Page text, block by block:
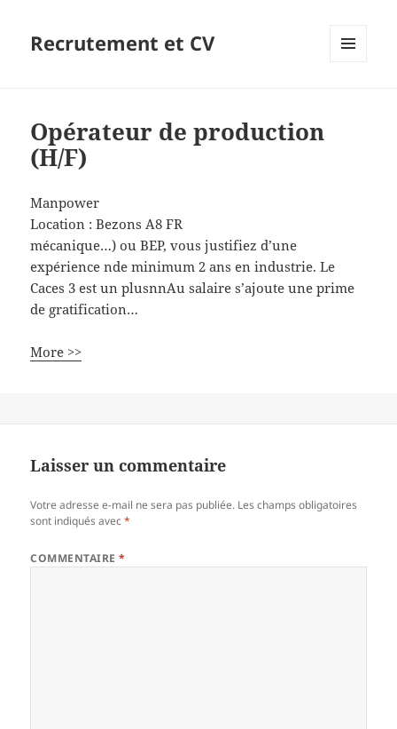
Recrutement et CV
Opérateur de production
(H/F)
Manpower
Location :Bezons A8 FR
mécanique…) ou BEP, vous justifiez d’une
expérience nde minimum 2 ans en industrie. Le
Caces 3 est un plusnnAu salaire s’ajoute une prime
de gratification…
More >>
Laisser un commentaire
Votre adresse e-mail ne sera pas publiée. Les champs obligatoires
sont indiqués avec*
COMMENTAIRE*